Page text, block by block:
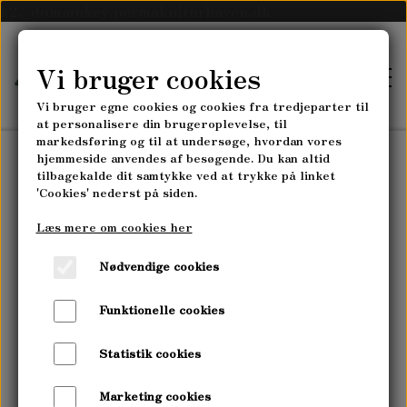
FORSIDE
PLANTESKOLEN
PLANTESKOLENS SORTIMENT
KURSER
PERMAKULTUR- & LANDSKABSDESIGN
Vi bruger cookies
Vi bruger egne cookies og cookies fra tredjeparter til
at personalisere din brugeroplevelse, til
markedsføring og til at undersøge, hvordan vores
hjemmeside anvendes af besøgende. Du kan altid
tilbagekalde dit samtykke ved at trykke på linket
'Cookies' nederst på siden.
Læs mere om cookies her
Nødvendige cookies
Funktionelle cookies
Statistik cookies
Marketing cookies